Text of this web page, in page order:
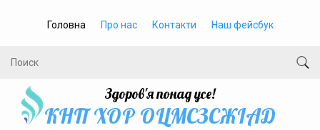
Головна Про нас Контакти Наш фейсбук
Здоров'я понад усе!
КНП ХОР ОЦМСЗСЖIАД